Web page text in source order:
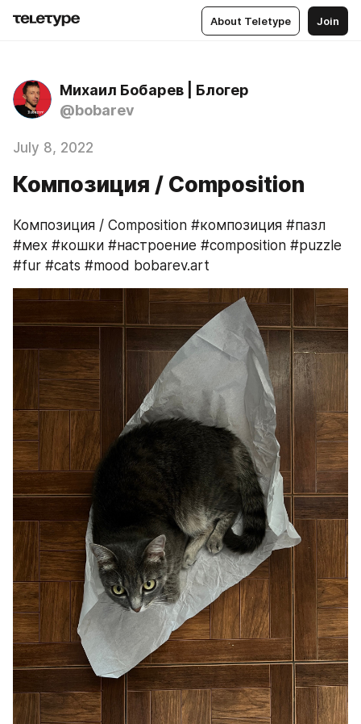
About Teletype Join
Михаил Бобарев | Блогер
@bobarev
July 8, 2022
Композиция / Composition
Композиция / Composition #композиция #пазл
#мех #кошки #настроение #composition #puzzle
#fur #cats #mood bobarev.art